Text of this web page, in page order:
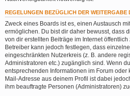
REGELUNGEN BEZÜGLICH DER WEITERGABE
Zweck eines Boards ist es, einen Austausch
ermöglichen. Du bist dir daher bewusst, dass
von dir erstellten Beiträge im Internet
Betreiber kann jedoch festlegen, dass
eingeschränkten Nutzerkreis (z. B. andere
Administratoren etc.) zugänglich sind. Wenn
entsprechenden Informationen im Forum oder
Mail-Adresse aus deinem Profil ist dabei
ihm beauftragte Personen (Administratoren)